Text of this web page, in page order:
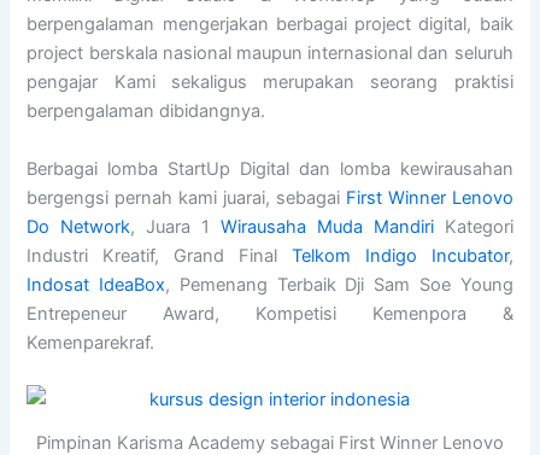
berpengalaman mengerjakan berbagai project digital, baik
project berskala nasional maupun internasional dan seluruh
pengajar Kami sekaligus merupakan seorang praktisi
berpengalaman dibidangnya.
Berbagai lomba StartUp Digital dan lomba kewirausahan
bergengsi pernah kami juarai, sebagai First Winner Lenovo
Do Network, Juara 1 Wirausaha Muda MandiriKategori
Industri Kreatif, Grand Final Telkom Indigo Incubator,
Indosat IdeaBox, Pemenang Terbaik Dji Sam Soe Young
Entrepeneur Award, Kompetisi Kemenpora &
Kemenparekraf.
Pimpinan Karisma Academy sebagai First Winner Lenovo